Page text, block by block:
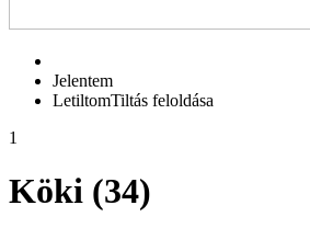
Jelentem
LetiltomTiltás feloldása
1
Köki (34)